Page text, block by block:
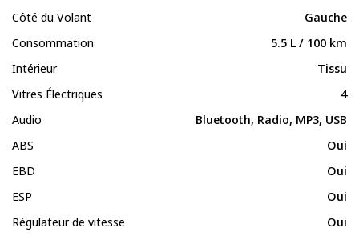
Côté du Volant
Gauche
Consommation
5.5 L / 100 km
Intérieur
Tissu
Vitres Électriques
4
Audio
Bluetooth, Radio, MP3, USB
ABS
Oui
EBD
Oui
ESP
Oui
Régulateur de vitesse
Oui